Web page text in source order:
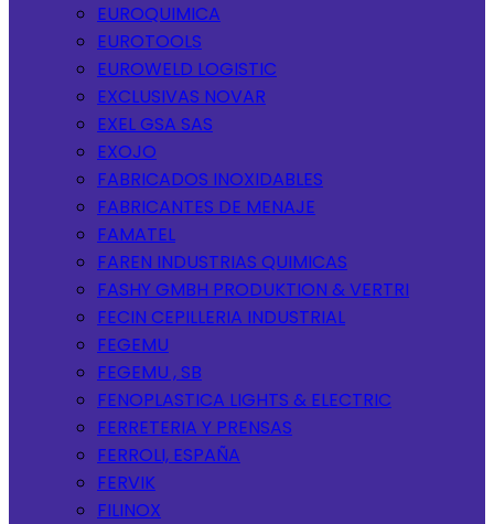
EUROQUIMICA
EUROTOOLS
EUROWELD LOGISTIC
EXCLUSIVAS NOVAR
EXEL GSA SAS
EXOJO
FABRICADOS INOXIDABLES
FABRICANTES DE MENAJE
FAMATEL
FAREN INDUSTRIAS QUIMICAS
FASHY GMBH PRODUKTION & VERTRI
FECIN CEPILLERIA INDUSTRIAL
FEGEMU
FEGEMU , SB
FENOPLASTICA LIGHTS & ELECTRIC
FERRETERIA Y PRENSAS
FERROLI, ESPAÑA
FERVIK
FILINOX